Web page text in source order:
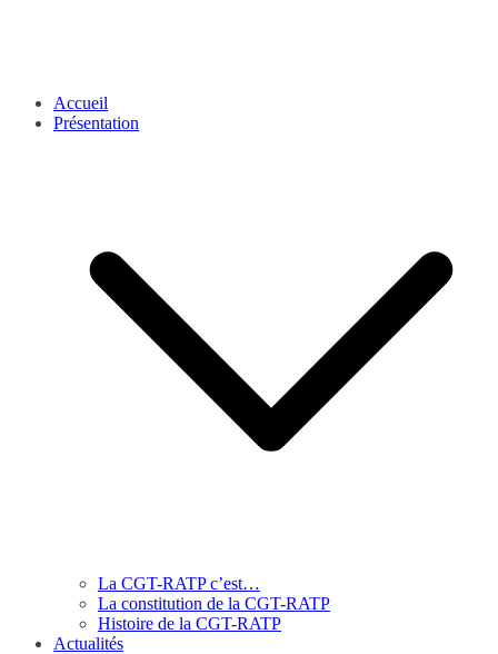
Accueil
Présentation
La CGT-RATP c’est…
La constitution de la CGT-RATP
Histoire de la CGT-RATP
Actualités